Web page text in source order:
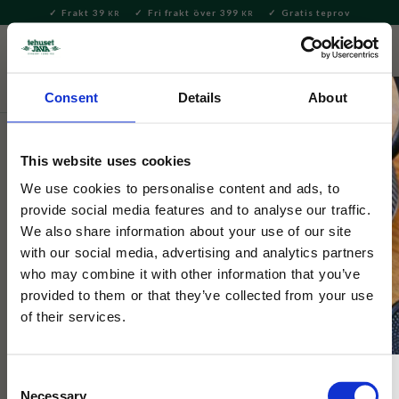
Consent Details About
This website uses cookies
We use cookies to personalise content and ads, to
provide social media features and to analyse our traffic.
We also share information about your use of our site
with our social media, advertising and analytics partners
who may combine it with other information that you’ve
provided to them or that they’ve collected from your use
of their services.
Necessary
Meny
Frakt 39 KR Fri frakt över 399 KR Gratis teprov
Hem & Inredningsdetaljer
Selected by Tehuset Java
Lesley Anne Ivory- Blossom Pussel
1000 Bitar
Charmigt pussel med en orange katt mot en färgglad, blommig
bakgrund. En lekfull och vacker utmaning för alla kattälskare.